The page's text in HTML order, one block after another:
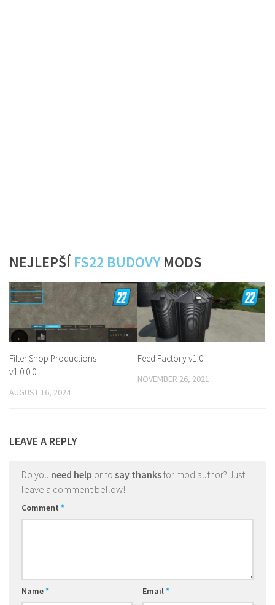
NEJLEPŠÍ FS22 BUDOVYMODS
Filter Shop Productions
v1.0.0.0
AUGUST 16, 2024
Feed Factory v1.0
NOVEMBER 26, 2021
LEAVE A REPLY
Do you need help or to say thanksfor mod author? Just
leave a comment bellow!
Comment *
Name* Email*